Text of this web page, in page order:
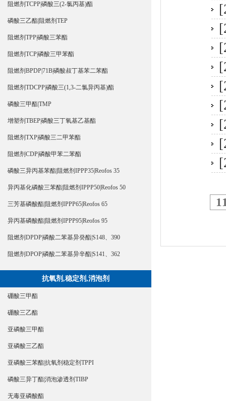
阻燃剂TCPP|磷酸三(2-氯丙基)酯
磷酸三乙酯|阻燃剂TEP
阻燃剂TPP|磷酸三苯酯
阻燃剂TCP|磷酸三甲苯酯
阻燃剂BPDP|71B|磷酸叔丁基苯二苯酯
阻燃剂TDCPP|磷酸三(1,3-二氯异丙基)酯
磷酸三甲酯|TMP
增塑剂TBEP|磷酸三丁氧基乙基酯
阻燃剂TXP|磷酸三二甲苯酯
阻燃剂CDP|磷酸甲苯二苯酯
磷酸三异丙基苯酯|阻燃剂IPPP35|Reofos 35
异丙基化磷酸三苯酯|阻燃剂IPPP50|Reofos 50
三芳基磷酸酯|阻燃剂IPPP65|Reofos 65
异丙基磷酸酯|阻燃剂IPPP95|Reofos 95
阻燃剂DPDP|磷酸二苯基异癸酯|S148、390
阻燃剂DPOP|磷酸二苯基异辛酯|S141、362
抗氧剂,稳定剂,消泡剂
硼酸三甲酯
硼酸三乙酯
亚磷酸三甲酯
亚磷酸三乙酯
亚磷酸三苯酯|抗氧剂稳定剂TPPI
磷酸三异丁酯|消泡渗透剂TIBP
无毒亚磷酸酯